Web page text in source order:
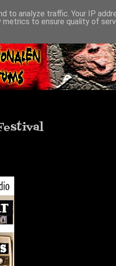
to analyze traffic. Your IP
to ensure quality of